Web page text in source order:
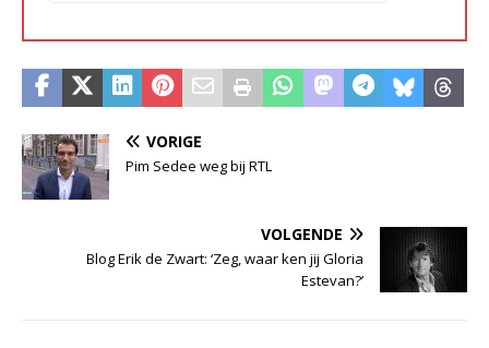
VORIGE
Pim Sedee weg bij RTL
VOLGENDE
Blog Erik de Zwart: ‘Zeg, waar ken jij Gloria
Estevan?’